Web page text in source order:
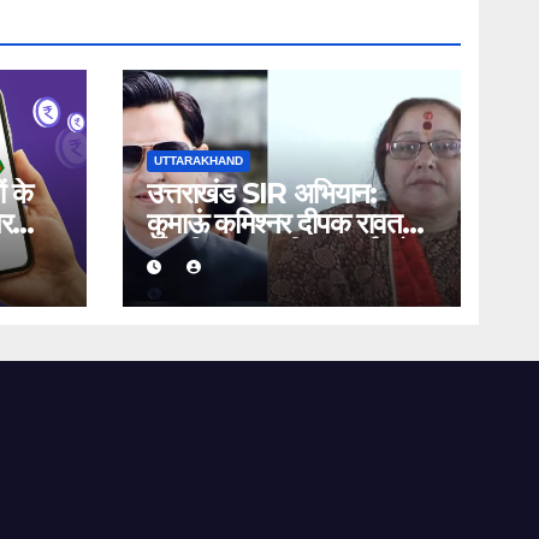
के
UTTARAKHAND
उत्तराखंड SIR अभियान:
कुमाऊं कमिश्नर दीपक रावत
और विधायक सरिता आर्या को
भी मिला नोटिस, जानिए क्यों
भेजी गई सूचना